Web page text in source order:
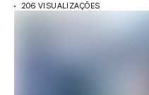
206 VISUALIZAÇÕES